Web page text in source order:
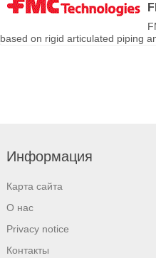
based on rigid articulated piping
Информация
Карта сайта
О нас
Privacy notice
Контакты